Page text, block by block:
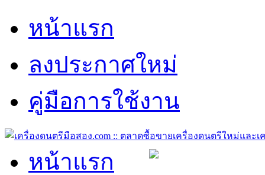
หน้าแรก
ลงประกาศใหม่
คู่มือการใช้งาน
หน้าแรก